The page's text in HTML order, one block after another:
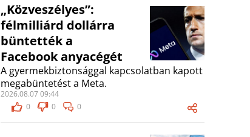
„Közveszélyes”:
félmilliárd dollárra
büntették a
Facebook anyacégét
A gyermekbiztonsággal kapcsolatban kapott
megabüntetést a Meta.
2026.08.07 09:44
0
0 0